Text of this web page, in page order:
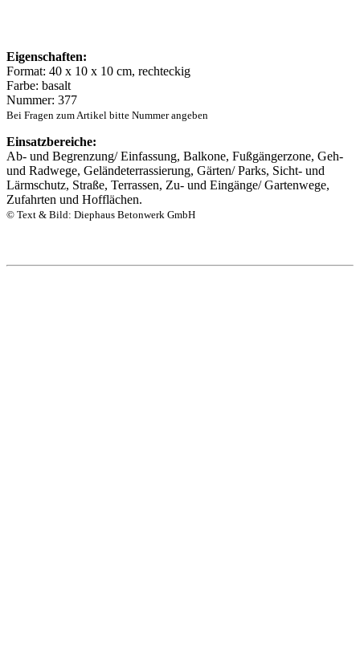
Eigenschaften:
Format: 40 x 10 x 10 cm, rechteckig
Farbe: basalt
Nummer: 377
Bei Fragen zum Artikel bitte Nummer angeben
Einsatzbereiche:
Ab- und Begrenzung/ Einfassung, Balkone, Fußgängerzone, Geh-
und Radwege, Geländeterrassierung, Gärten/ Parks, Sicht- und
Lärmschutz, Straße, Terrassen, Zu- und Eingänge/ Gartenwege,
Zufahrten und Hofflächen.
© Text & Bild: Diephaus Betonwerk GmbH